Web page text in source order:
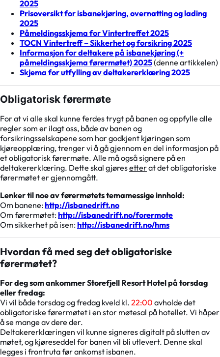
2025
Prisoversikt for isbanekjøring, overnatting og lading
2025
Påmeldingsskjema for Vintertreffet 2025
TOCN Vintertreff – Sikkerhet og forsikring 2025
Informasjon for deltakere på isbanekjøring (+
påmeldingsskjema førermøtet) 2025(denne artikkelen)
Skjema for utfylling av deltakererklæring 2025
Obligatorisk førermøte
For at vi alle skal kunne ferdes trygt på banen og oppfylle alle
regler som er ilagt oss, både av banen og
forsikringsselskapene som har godkjent kjøringen som
kjøreopplæring, trenger vi å gå gjennom en del informasjon på
et obligatorisk førermøte. Alle må også signere på en
deltakererklæring. Dette skal gjøresetterat det obligatoriske
førermøtet er gjennomgått.
Lenker til noe av førermøtets temamessige innhold:
Om banene:http://isbanedrift.no
Om førermøtet:http://isbanedrift.no/forermote
Om sikkerhet på isen:http://isbanedrift.no/hms
Hvordan få med seg det obligatoriske
førermøtet?
For deg som ankommer Storefjell Resort Hotel på torsdag
eller fredag:
Vi vil både torsdag og fredag kveld kl. 22:00 avholde det
obligatoriske førermøtet i en stor møtesal på hotellet. Vi håper
å se mange av dere der.
Deltakererklæringen vil kunne signeres digitalt på slutten av
møtet, og kjøreseddel for banen vil bli utlevert. Denne skal
legges i frontruta før ankomst isbanen.